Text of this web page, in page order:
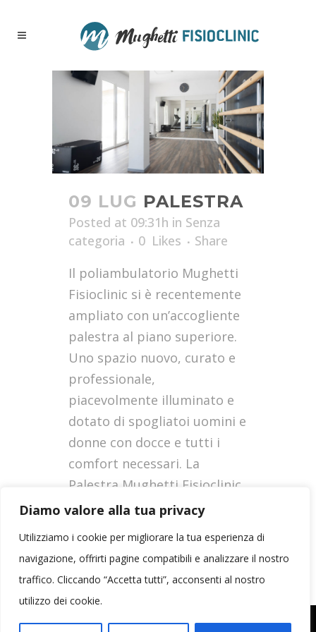
Diamo valore alla tua privacy
Utilizziamo i cookie per migliorare la tua esperienza di
navigazione, offrirti pagine compatibili e analizzare il nostro
traffico. Cliccando “Accetta tutti”, acconsenti al nostro
utilizzo dei cookie.
09 LUG PALESTRA
Posted at 09:31h in Senza
categoria
0 Likes
Share
Il poliambulatorio Mughetti
Fisioclinic si è recentemente
ampliato con un’accogliente
palestra al piano superiore.
Uno spazio nuovo, curato e
professionale,
piacevolmente illuminato e
dotato di spogliatoi uomini e
donne con docce e tutti i
comfort necessari. La
Palestra Mughetti Fisioclinic
è composta da una sala...
© Copyright 2020 Mughetti Fisioclinic | Credits:Living Comunica|Privacy